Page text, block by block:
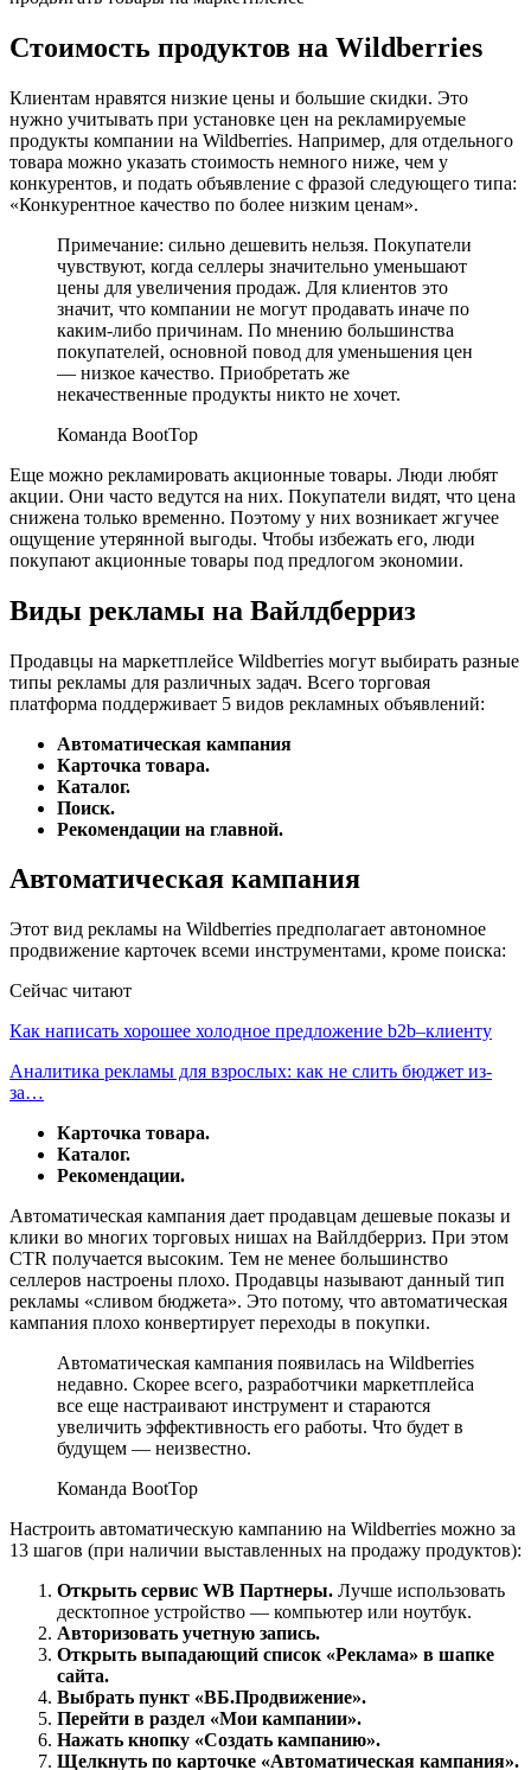
Стоимость продуктов на Wildberries
Клиентам нравятся низкие цены и большие скидки. Это
нужно учитывать при установке цен на рекламируемые
продукты компании на Wildberries. Например, для отдельного
товара можно указать стоимость немного ниже, чем у
конкурентов, и подать объявление с фразой следующего типа:
«Конкурентное качество по более низким ценам».
Примечание: сильно дешевить нельзя. Покупатели
чувствуют, когда селлеры значительно уменьшают
цены для увеличения продаж. Для клиентов это
значит, что компании не могут продавать иначе по
каким-либо причинам. По мнению большинства
покупателей, основной повод для уменьшения цен
— низкое качество. Приобретать же
некачественные продукты никто не хочет.
Команда BootTop
Еще можно рекламировать акционные товары. Люди любят
акции. Они часто ведутся на них. Покупатели видят, что цена
снижена только временно. Поэтому у них возникает жгучее
ощущение утерянной выгоды. Чтобы избежать его, люди
покупают акционные товары под предлогом экономии.
Виды рекламы на Вайлдберриз
Продавцы на маркетплейсе Wildberries могут выбирать разные
типы рекламы для различных задач. Всего торговая
платформа поддерживает 5 видов рекламных объявлений:
Автоматическая кампания
Карточка товара.
Каталог.
Поиск.
Рекомендации на главной.
Автоматическая кампания
Этот вид рекламы на Wildberries предполагает автономное
продвижение карточек всеми инструментами, кроме поиска:
Сейчас читают
Как написать хорошее холодное предложение b2b–клиенту
Аналитика рекламы для взрослых: как не слить бюджет из-
за…
Карточка товара.
Каталог.
Рекомендации.
Автоматическая кампания дает продавцам дешевые показы и
клики во многих торговых нишах на Вайлдберриз. При этом
CTR получается высоким. Тем не менее большинство
селлеров настроены плохо. Продавцы называют данный тип
рекламы «сливом бюджета». Это потому, что автоматическая
кампания плохо конвертирует переходы в покупки.
Автоматическая кампания появилась на Wildberries
недавно. Скорее всего, разработчики маркетплейса
все еще настраивают инструмент и стараются
увеличить эффективность его работы. Что будет в
будущем — неизвестно.
Команда BootTop
Настроить автоматическую кампанию на Wildberries можно за
13 шагов (при наличии выставленных на продажу продуктов):
Открыть сервис WB Партнеры. Лучше использовать
десктопное устройство — компьютер или ноутбук.
Авторизовать учетную запись.
Открыть выпадающий список «Реклама» в шапке
сайта.
Выбрать пункт «ВБ.Продвижение».
Перейти в раздел «Мои кампании».
Нажать кнопку «Создать кампанию».
Щелкнуть по карточке «Автоматическая кампания».